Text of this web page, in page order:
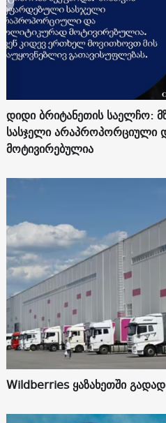
დიდი ბრიტანეთის საელჩო:
სასჯელი არაპროპორციული
მოტივირებულია
Wildberries ყაზახეთში